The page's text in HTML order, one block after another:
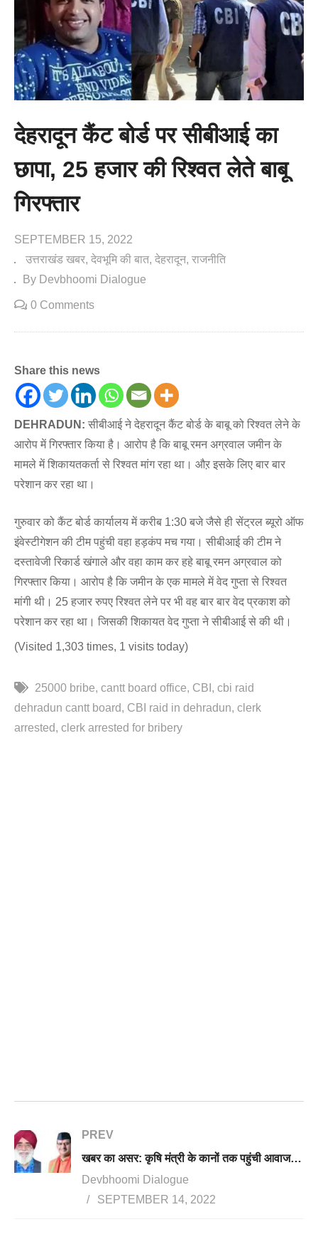
देहरादून कैंट बोर्ड पर सीबीआई का
छापा, 25 हजार की रिश्वत लेते बाबू
गिरफ्तार
SEPTEMBER 15, 2022
उत्तराखंड खबर देवभूमि की बात देहरादून राजनीति
By Devbhoomi Dialogue
0 Comments
Share this news
DEHRADUN: सीबीआई ने देहरादून कैंट बोर्ड के बाबू को रिश्वत लेने के
आरोप में गिरफ्तार किया है। आरोप है कि बाबू रमन अग्रवाल जमीन के
मामले में शिकायतकर्ता से रिश्वत मांग रहा था। औऱ इसके लिए बार बार
परेशान कर रहा था।
गुरुवार को कैंट बोर्ड कार्यालय में करीब 1:30 बजे जैसे ही सेंट्रल ब्यूरो ऑफ
इंवेस्टीगेशन की टीम पहुंची वहा हड़कंप मच गया। सीबीआई की टीम ने
दस्तावेजी रिकार्ड खंगाले और वहा काम कर हहे बाबू रमन अग्रवाल को
गिरफ्तार किया। आरोप है कि जमीन के एक मामले में वेद गुप्ता से रिश्वत
मांगी थी। 25 हजार रुपए रिश्वत लेने पर भी वह बार बार वेद प्रकाश को
परेशान कर रहा था। जिसकी शिकायत वेद गुप्ता ने सीबीआई से की थी।
(Visited 1,303 times, 1 visits today)
25000 bribe cantt board office CBI
cbi raid
dehradun cantt board
CBI raid in dehradun clerk
arrested clerk arrested for bribery
PREV
खबर का असर: कृषि मंत्री के कानों तक पहुंची आवाज, उद्यान निदेशक हरमिंदर बवेजा के भ्रष्टाचार के खिलाफ बिठाई जांच
Devbhoomi Dialogue
SEPTEMBER 14, 2022